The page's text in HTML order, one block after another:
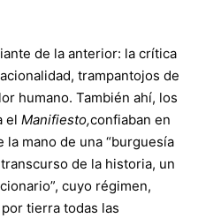
de la anterior: la crítica
trampantojos de
humano. También ahí, los
el Manifiesto,confiaban en
mano de una “burguesía
de la historia, un
cuyo régimen,
tierra todas las